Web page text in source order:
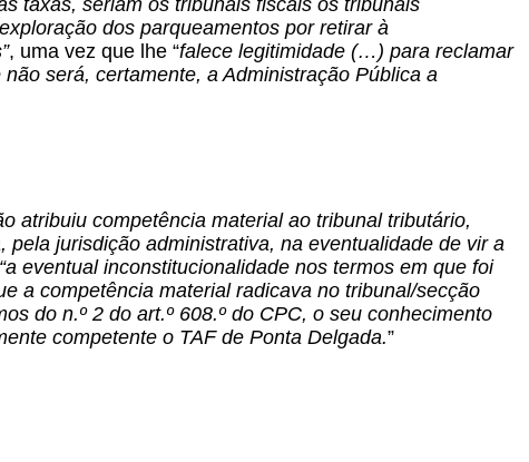
taxas, seriam os tribunais fiscais os tribunais
dos parqueamentos por retirar à
, uma vez que lhe “falece legitimidade (…) para reclamar
será, certamente, a Administração Pública a
atribuiu competência material ao tribunal tributário,
jurisdição administrativa, na eventualidade de vir a
eventual inconstitucionalidade nos termos em que foi
a competência material radicava no tribunal/secção
do n.º 2 do art.º 608.º do CPC, o seu conhecimento
competente o TAF de Ponta Delgada.”